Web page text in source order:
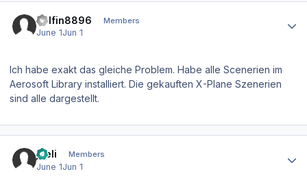
delfin8896 Members
June 1Jun 1
Ich habe exakt das gleiche Problem. Habe alle Scenerien im
Aerosoft Library installiert. Die gekauften X-Plane Szenerien
sind alle dargestellt.
joeli Members
June 1Jun 1